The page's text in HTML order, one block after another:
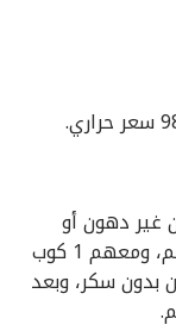
فول من غير دهون أو
بيضة مسلوقة مع 1 علبة زبادي خالي الدسم، ومعهم 1 كوب
بدون سكر، وبعد